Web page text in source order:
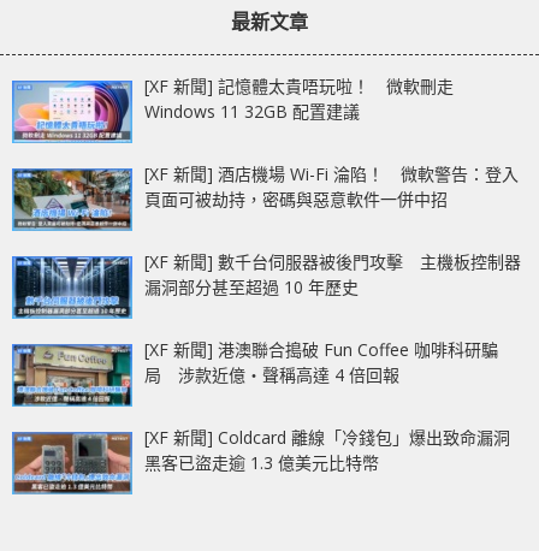
最新文章
[XF 新聞] 記憶體太貴唔玩啦！ 微軟刪走
Windows 11 32GB 配置建議
[XF 新聞] 酒店機場 Wi-Fi 淪陷！ 微軟警告：登入
頁面可被劫持，密碼與惡意軟件一併中招
[XF 新聞] 數千台伺服器被後門攻擊 主機板控制器
漏洞部分甚至超過 10 年歷史
[XF 新聞] 港澳聯合搗破 Fun Coffee 咖啡科研騙
局 涉款近億‧聲稱高達 4 倍回報
[XF 新聞] Coldcard 離線「冷錢包」爆出致命漏洞
黑客已盜走逾 1.3 億美元比特幣